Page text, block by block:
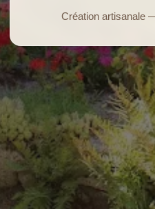
Création artisanale